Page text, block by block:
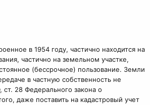
в 1954 году, частично находится на
частично на земельном участке,
(бессрочное) пользование. Земли
в частную собственность не
28 Федерального закона о
даже поставить на кадастровый учет